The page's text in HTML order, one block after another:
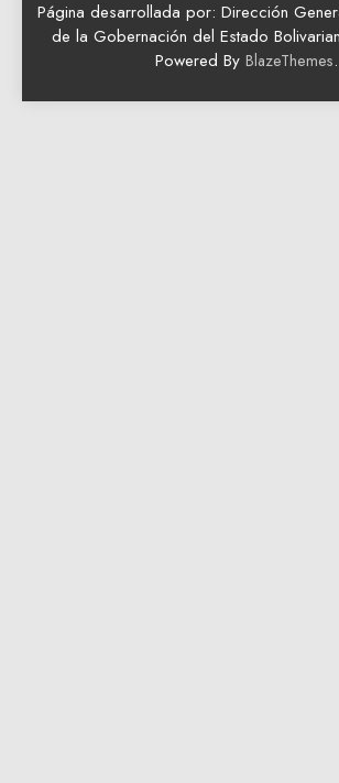
Página desarrollada por: Dirección
de la Gobernación del Estado
Powered By BlazeThemes.